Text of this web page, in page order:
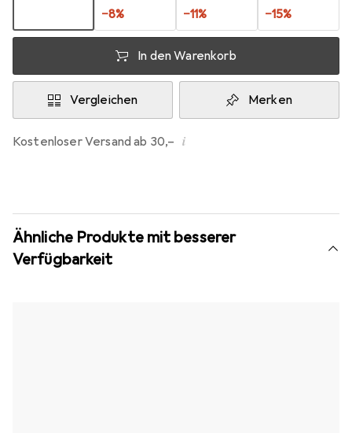
−8% −11% −15%
In den Warenkorb
Vergleichen Merken
Kostenloser Versand ab 30,– i
Ähnliche Produkte mit besserer
Verfügbarkeit